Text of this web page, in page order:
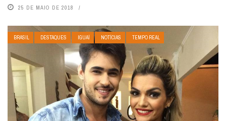
25 DE MAIO DE 2018
BRASIL DESTAQUES IGUAÍ NOTÍCIAS TEMPO REAL